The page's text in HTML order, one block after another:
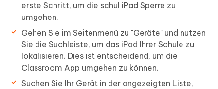
erste Schritt, um die schul iPad Sperre zu
umgehen.
Gehen Sie im Seitenmenü zu "Geräte" und nutzen
Sie die Suchleiste, um das iPad Ihrer Schule zu
lokalisieren. Dies ist entscheidend, um die
Classroom App umgehen zu können.
Suchen Sie Ihr Gerät in der angezeigten Liste,